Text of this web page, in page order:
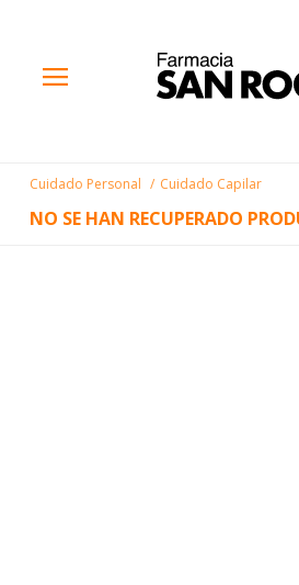
menu
Cuidado Personal Cuidado Capilar
NO SE HAN RECUPERADO
close
storefront
help